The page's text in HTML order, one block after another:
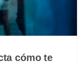
cómo te